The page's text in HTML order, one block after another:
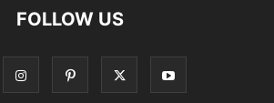
FOLLOW US